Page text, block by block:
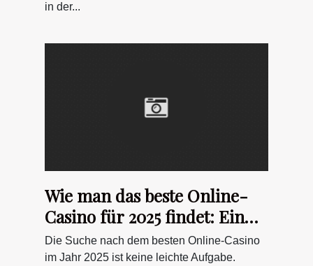
in der...
Wie man das beste Online-
Casino für 2025 findet: Ein
umfassender Leitfaden
Die Suche nach dem besten Online-Casino
im Jahr 2025 ist keine leichte Aufgabe.